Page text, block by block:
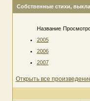
Собственные стихи,
Название
2005
2006
2007
Открыть все